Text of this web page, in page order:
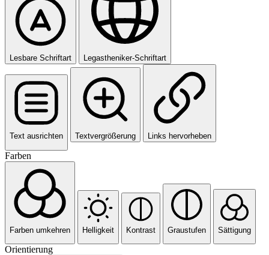
Lesbare Schriftart Legastheniker-Schriftart
Text ausrichten Textvergrößerung Links hervorheben
Farben
Farben umkehren Helligkeit Kontrast Graustufen Sättigung
Orientierung